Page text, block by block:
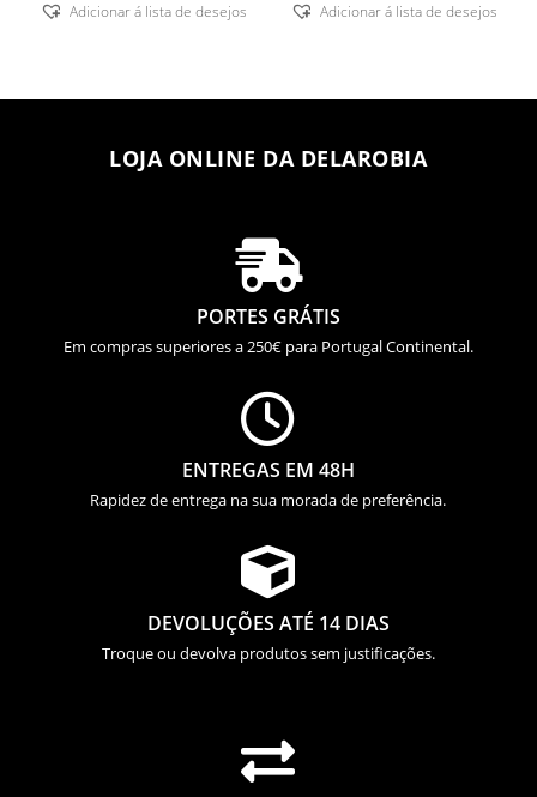
Adicionar á lista de desejos Adicionar á lista de desejos
LOJA ONLINE DA DELAROBIA

PORTES GRÁTIS
Em compras superiores a 250€ para Portugal Continental.

ENTREGAS EM 48H
Rapidez de entrega na sua morada de preferência.

DEVOLUÇÕES ATÉ 14 DIAS
Troque ou devolva produtos sem justificações.
